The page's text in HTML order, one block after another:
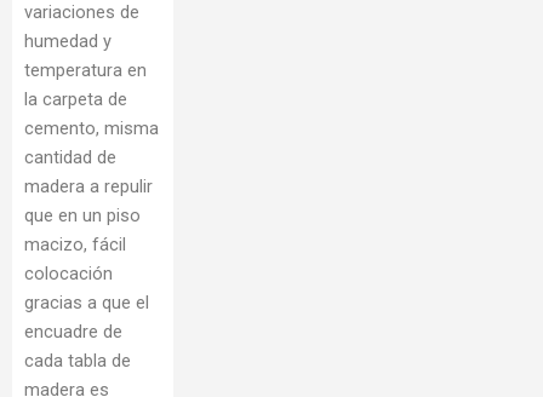
variaciones de
humedad y
temperatura en
la carpeta de
cemento, misma
cantidad de
madera a repulir
que en un piso
macizo, fácil
colocación
gracias a que el
encuadre de
cada tabla de
madera es